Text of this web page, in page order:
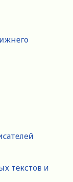
текстов и